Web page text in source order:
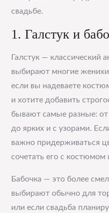
свадьбе.
1. Галстук и
Галстук — классический
выбирают многие
если вы надеваете
и хотите добавить
бывают самые разные:
до ярких и с узорами.
важно придерживаться
сочетать его с костюмом
Бабочка — это более
выбирают обычно для
или если свадьба